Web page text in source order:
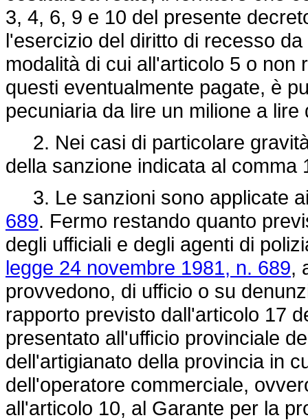
3, 4, 6, 9 e 10 del presente
l'esercizio del diritto di recesso
modalità di cui all'articolo 5 o
questi eventualmente pagate, è
pecuniaria da lire un milione a lire
2. Nei casi di particolare
della sanzione indicata al comma
3. Le sanzioni sono applicate
689. Fermo restando quanto
degli ufficiali e degli agenti di
legge 24 novembre 1981, n. 689,
provvedono, di ufficio o su
rapporto previsto dall'articolo 17
presentato all'ufficio provinciale
dell'artigianato della provincia in
dell'operatore commerciale,
all'articolo 10, al Garante per la